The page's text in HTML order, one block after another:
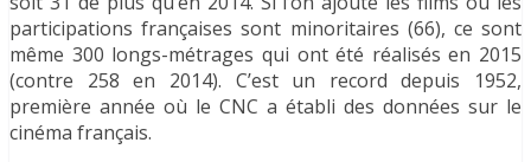
participations françaises sont minoritaires (66), ce sont
même 300 longs-métrages qui ont été réalisés en 2015
(contre 258 en 2014). C’est un record depuis 1952,
première année où le CNC a établi des données sur le
cinéma français.